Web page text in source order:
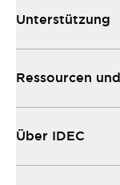
Unterstützung
Ressourcen
Über IDEC